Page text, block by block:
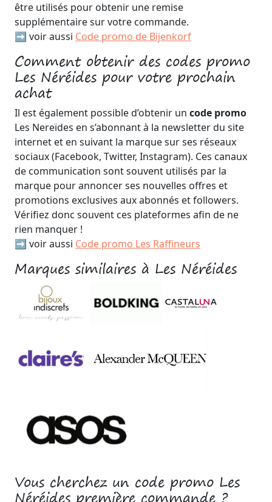
être utilisés pour obtenir une remise
supplémentaire sur votre commande.
➡️ voir aussi Code promo de Bijenkorf
Comment obtenir des codes promo
Les Néréides pour votre prochain
achat
Il est également possible d’obtenir un code promo
Les Nereïdes en s’abonnant à la newsletter du site
internet et en suivant la marque sur ses réseaux
sociaux (Facebook, Twitter, Instagram). Ces canaux
de communication sont souvent utilisés par la
marque pour annoncer ses nouvelles offres et
promotions exclusives aux abonnés et followers.
Vérifiez donc souvent ces plateformes afin de ne
rien manquer !
➡️ voir aussi Code promo Les Raffineurs
Marques similaires à Les Néréides
Vous cherchez un code promo Les